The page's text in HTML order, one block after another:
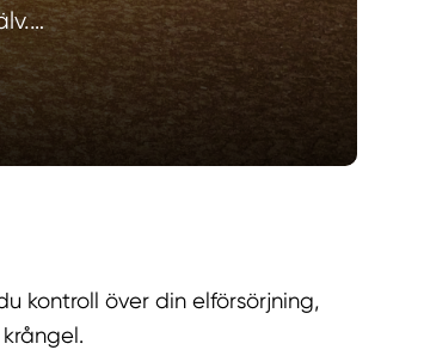
kontroll över din elförsörjning,